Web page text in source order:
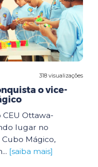
318 visualizações
o vice-
CEU Ottawa-
lugar no
Mágico,
[saiba mais]